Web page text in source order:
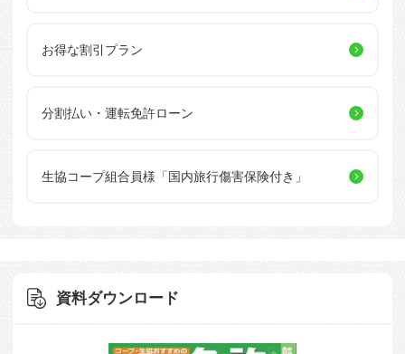
お得な割引プラン
分割払い・運転免許ローン
生協コープ組合員様 「国内旅行傷害保険付き」
資料ダウンロード